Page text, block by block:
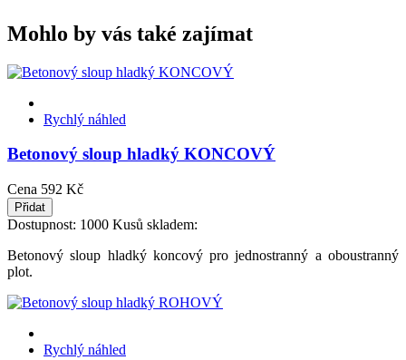
Mohlo by vás také zajímat
Rychlý náhled
Betonový sloup hladký KONCOVÝ
Cena 592 Kč
Přidat
Dostupnost: 1000 Kusů skladem:
Betonový sloup hladký koncový pro jednostranný a oboustranný
plot.
Rychlý náhled